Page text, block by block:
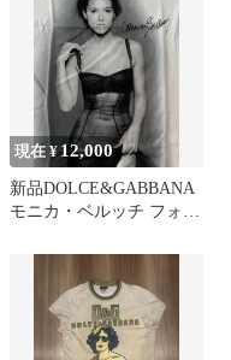
現在 ¥ 12,000
新品DOLCE&GABBANA
モニカ・ベルッチ フォト